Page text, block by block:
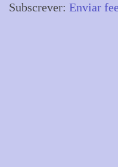
Subscrever: Enviar